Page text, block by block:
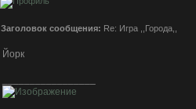
Заголовок сообщения: Re: Игра ,,Города,,
Йорк